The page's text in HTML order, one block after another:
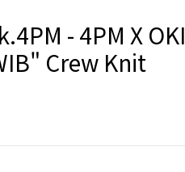
- 4PM X OKI
Crew Knit